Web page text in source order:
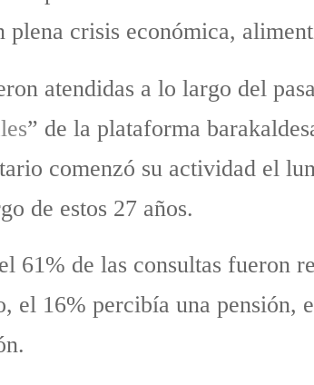
plena crisis económica,
atendidas a lo largo del
” de la plataforma
comenzó su actividad el
de estos 27 años.
61% de las consultas fueron
el 16% percibía una pensión,